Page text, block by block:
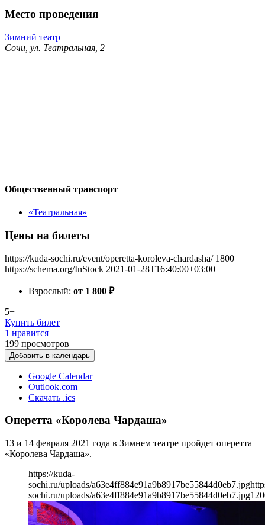
Место проведения
Зимний театр
Сочи, ул. Театральная, 2
Общественный транспорт
«Театральная»
Цены на билеты
https://kuda-sochi.ru/event/operetta-koroleva-chardasha/ 1800
https://schema.org/InStock 2021-01-28T16:40:00+03:00
Взрослый: от 1 800 ₽
5+
Купить билет
1 нравится
199 просмотров
Добавить в календарь
Google Calendar
Outlook.com
Скачать .ics
Оперетта «Королева Чардаша»
13 и 14 февраля 2021 года в Зимнем театре пройдет оперетта
«Королева Чардаша».
https://kuda-
sochi.ru/uploads/a63e4ff884e91a9b8917be55844d0eb7.jpg
sochi.ru/uploads/a63e4ff884e91a9b8917be55844d0eb7.jpg